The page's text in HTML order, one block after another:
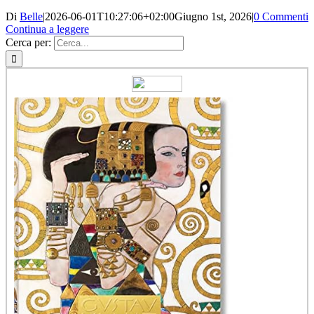
Di Belle|2026-06-01T10:27:06+02:00Giugno 1st, 2026|0 Commenti
Continua a leggere
Cerca per: